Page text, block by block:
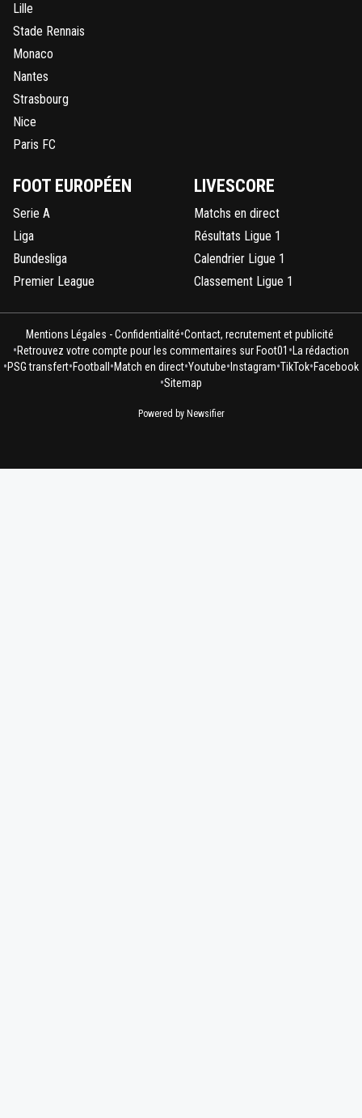
Lille
Stade Rennais
Monaco
Nantes
Strasbourg
Nice
Paris FC
FOOT EUROPÉEN
Serie A
Liga
Bundesliga
Premier League
LIVESCORE
Matchs en direct
Résultats Ligue 1
Calendrier Ligue 1
Classement Ligue 1
Mentions Légales - Confidentialité•Contact, recrutement et publicité
•Retrouvez votre compte pour les commentaires sur Foot01 • La rédaction
•PSG transfert•Football •Match en direct•Youtube• Instagram•TikTok•Facebook
•Sitemap
Powered by Newsifier